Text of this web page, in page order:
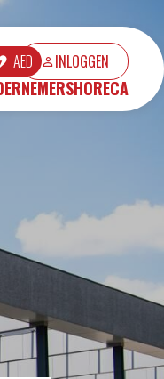
HORECA
AED INLOGGEN